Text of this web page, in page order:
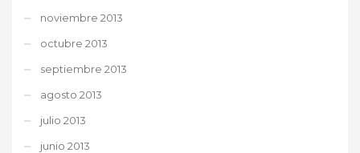
noviembre 2013
octubre 2013
septiembre 2013
agosto 2013
julio 2013
junio 2013